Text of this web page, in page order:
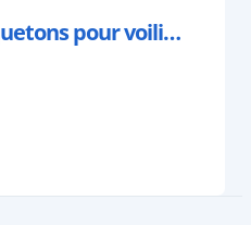
Génois sur mousquetons pour voilier 6 à 7 mètres